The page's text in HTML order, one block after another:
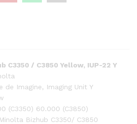
C3350 / C3850 Yellow, IUP-22 Y
de Imagine, Imaging Unit Y
(C3350) 60.000 (C3850)
Bizhub C3350/ C3850